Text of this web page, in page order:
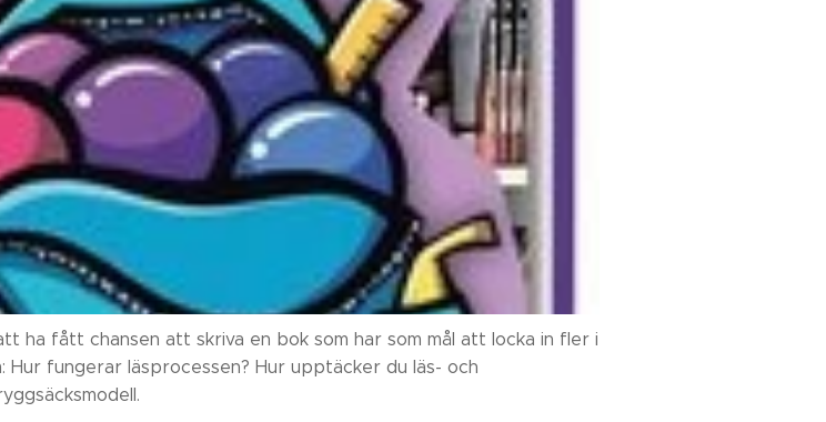
ha fått chansen att skriva en bok som har som mål att locka in fler i
fungerar läsprocessen? Hur upptäcker du läs- och